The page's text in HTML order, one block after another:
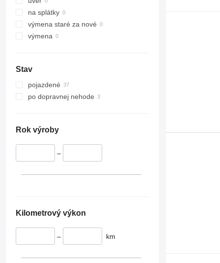
Liftlux
Pecolift
R-series
na splátky
výmena staré za nové
výmena
Stav
pojazdené
po dopravnej nehode
Rok výroby
–
Kilometrový výkon
– km